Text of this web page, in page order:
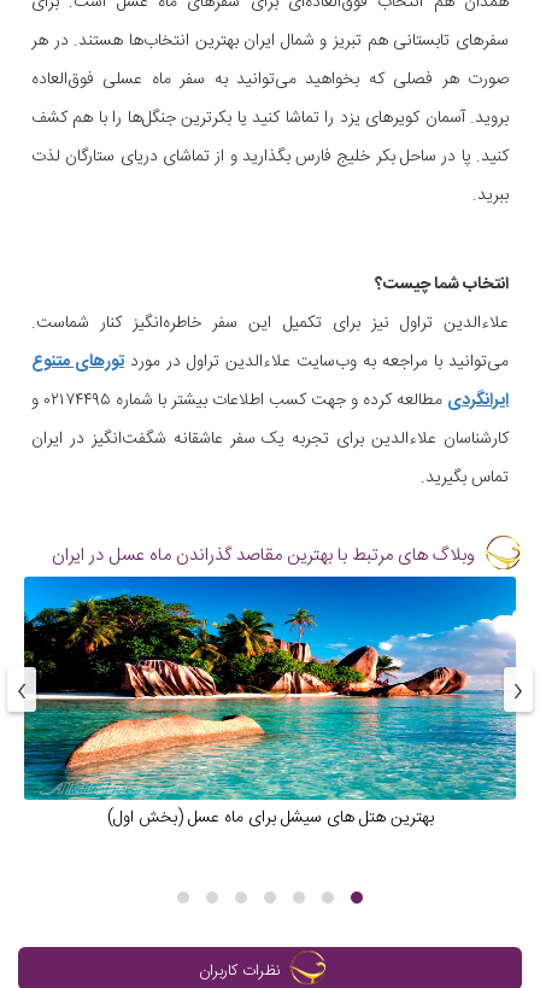
سفرهای تابستانی هم تبریز و شمال ایران بهترین انتخاب‌ها هستند. در هر
صورت هر فصلی که بخواهید می‌توانید به سفر ماه عسلی فوق‌العاده
بروید. آسمان کویرهای یزد را تماشا کنید یا بکرترین جنگل‌ها را با هم کشف
کنید. پا در ساحل بکر خلیج فارس بگذارید و از تماشای دریای ستارگان لذت
ببرید.
انتخاب شما چیست؟
علاءالدین تراول نیز برای تکمیل این سفر خاطره‌انگیز کنار شماست.
می‌توانید با مراجعه به وب‌سایت علاءالدین تراول در مورد تورهای متنوع
ایرانگردی
مطالعه کرده و جهت کسب اطلاعات بیشتر با شماره ۰۲۱۷۴۴۹۵ و
کارشناسان علاءالدین برای تجربه یک سفر عاشقانه شگفت‌انگیز در ایران
تماس بگیرید.
وبلاگ های مرتبط با بهترین مقاصد گذراندن ماه عسل در ایران
بهترین هتل های سیشل برای ماه عسل (بخش اول)
‹
›
نظرات کاربران